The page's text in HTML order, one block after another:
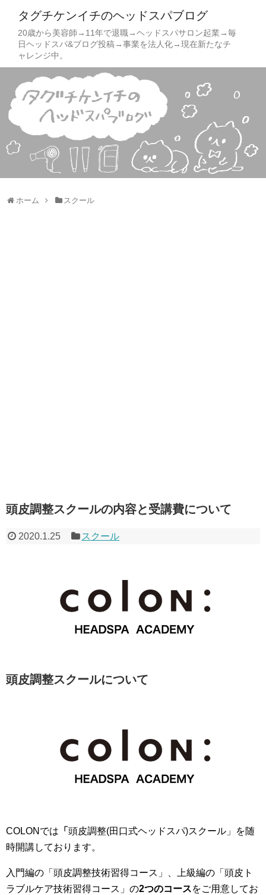
タグチケンイチのヘッドスパブログ
20歳から美容師→11年で退職→ヘッドスパサロン起業→毎
日ヘッドスパ&ブログ投稿→事業を法人化→現在新たなチ
ャレンジ中。
ホーム スクール
頭皮調整スクールの内容と受講費について
2020.1.25 スクール
頭皮調整スクールについて
COLONでは 「 頭皮調整(田口式ヘッドスパ)スクール」を随
時開講しております。
入門編の「頭皮調整技術習得コース」、上級編の「頭皮ト
ラブルケア技術習得コース」の2つのコースをご用意してお